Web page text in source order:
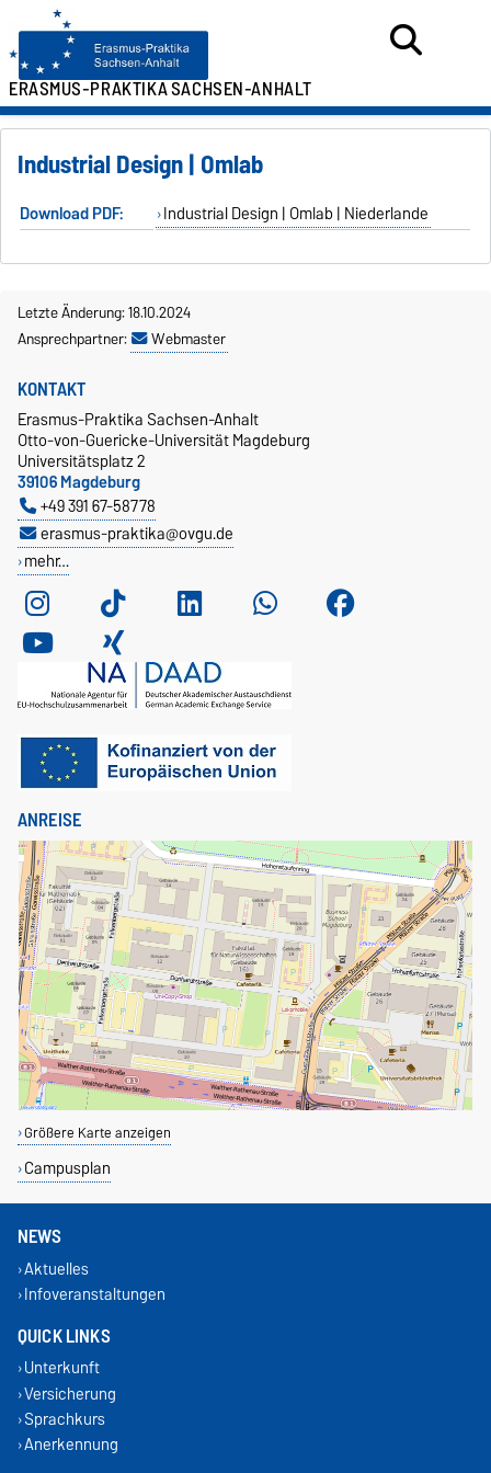
ERASMUS-PRAKTIKASACHSEN-ANHALT
Industrial Design | Omlab
Download PDF: Industrial Design | Omlab | Niederlande
Letzte Änderung: 18.10.2024
Ansprechpartner:
Webmaster
KONTAKT
Erasmus-Praktika Sachsen-Anhalt
Otto-von-Guericke-Universität Magdeburg
Universitätsplatz 2
39106 Magdeburg
+49 391 67-58778
erasmus-praktika@ovgu.de
mehr…
ANREISE
Größere Karte anzeigen
Campusplan
NEWS
Aktuelles
Infoveranstaltungen
QUICK LINKS
Unterkunft
Versicherung
Sprachkurs
Anerkennung